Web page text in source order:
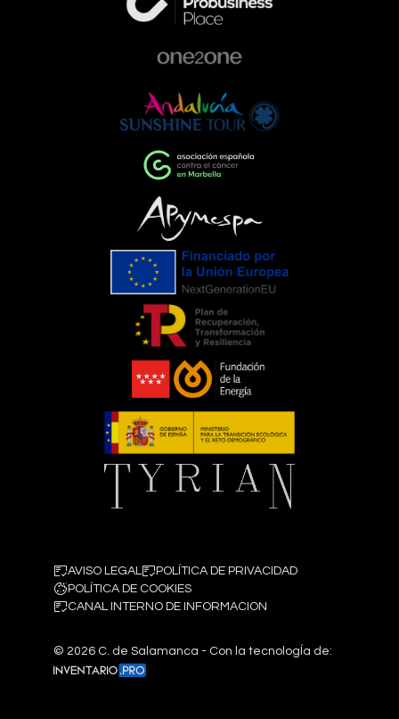
AVISO LEGAL
POLÍTICA DE PRIVACIDAD
POLÍTICA DE COOKIES
CANAL INTERNO DE INFORMACION
© 2026 C. de Salamanca - Con la tecnologÍa de: